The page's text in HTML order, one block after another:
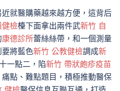
就醫購藥越來越方便，這背后
健檢檯下面拿出兩件武新竹 自
康德診所蕾絲絲帶，和一個測量
將藍色新竹 公教健檢調成新
一點二，陷新竹 帶狀皰疹疫苗
點、難點題目，積極推動醫保